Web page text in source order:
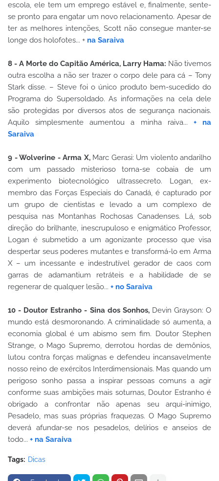
escola, ele tem um emprego estável e, finalmente, sente-
se pronto para engatar um novo relacionamento. Apesar de
ter as melhores intenções, Scott não consegue manter-se
longe dos holofotes... + na Saraiva
8 - A Morte do Capitão América, Larry Hama: Não tivemos
outra escolha a não ser trazer o corpo dele para cá – Tony
Stark disse. – Steve foi o único produto bem-sucedido do
Programa do Supersoldado. As informações na cela dele
são protegidas por diversos atos de segurança nacionais.
Aquilo simplesmente aumentou a minha raiva...
+ na
Saraiva
9 - Wolverine - Arma X,Marc Gerasi: Um violento andarilho
com um passado misterioso torna-se cobaia de um
experimento biotecnológico ultrassecreto. Logan, ex-
membro das Forças Especiais do Canadá, é capturado por
um grupo de cientistas e levado a um complexo de
pesquisa nas Montanhas Rochosas Canadenses. Lá, sob
direção do brilhante, inescrupuloso e enigmático Professor,
Logan é submetido a um agonizante processo que visa
despertar seus poderes mutantes e transformá-lo em Arma
X – um incessante e indestrutível gerador de caos com
garras de adamantium retráteis e a habilidade de se
regenerar de qualquer lesão... + no Saraiva
10 - Doutor Estranho - Sina dos Sonhos, Devin Grayson: O
mundo está desmoronando. A criminalidade só aumenta, a
economia global é um abismo sem fim. Doutor Stephen
Strange, o Mago Supremo, derrotou hordas de demônios,
lutou contra forças malignas e defendeu incansavelmente
nosso reino de exércitos Interdimensionais. Mas quando um
perigoso sonho passa a inspirar pessoas comuns a agir
conforme suas ambições mais soturnas, Doutor Estranho é
obrigado a confrontar não apenas seu arqui-inimigo,
Pesadelo, mas suas próprias fraquezas. O Mago Supremo
deverá afundar-se nos pesadelos, delírios e anseios de
todo... + na Saraiva
Tags: Dicas